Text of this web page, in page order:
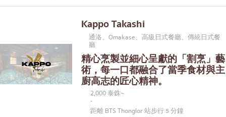
Kappo Takashi
通洛、Omakase、高級日式餐廳、傳統日式餐
廳
精心烹製並細心呈獻的「割烹」藝
術，每一口都融合了當季食材與主
廚高志的匠心精神。
2,000 泰銖~
-
距離 BTS Thonglor 站步行 5 分鐘